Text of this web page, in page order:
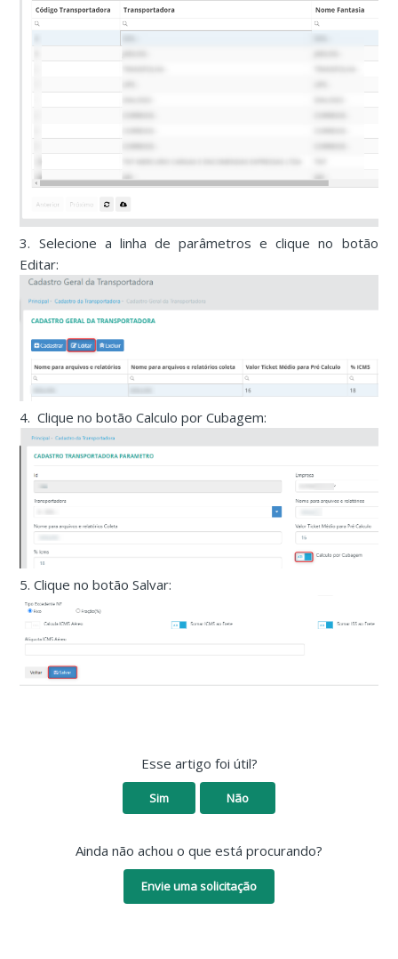
3. Selecione a linha de parâmetros e clique no botão
Editar:
4. Clique no botão Calculo por Cubagem:
5. Clique no botão Salvar:
Esse artigo foi útil?
Sim Não
Ainda não achou o que está procurando?
Envie uma solicitação